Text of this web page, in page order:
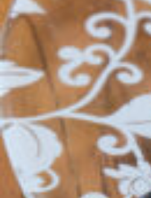
チケットプレゼント
MAIN MENU
SERIES
カレーが好き